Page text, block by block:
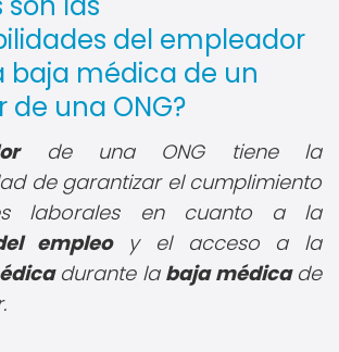
del empleador
baja médica de un
una ONG?
de una ONG tiene la
de garantizar el cumplimiento
laborales en cuanto a la
empleoy el acceso a la
durante la baja médicade